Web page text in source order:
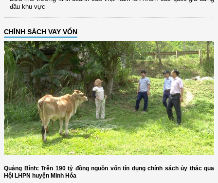
đầu khu vực
CHÍNH SÁCH VAY VỐN
Quảng Bình: Trên 190 tỷ đồng nguồn vốn tín dụng chính sách ủy thác qua
Hội LHPN huyện Minh Hóa